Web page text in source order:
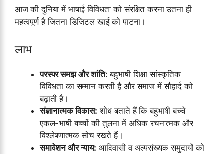
आज की दुनिया में भाषाई विविधता को संरक्षित करना उतना ही
महत्वपूर्ण है जितना डिजिटल खाई को पाटना।
लाभ
परस्पर समझ और शांति: बहुभाषी शिक्षा सांस्कृतिक
विविधता का सम्मान करती है और समाज में सौहार्द को
बढ़ाती है।
संज्ञानात्मक विकास: शोध बताते हैं कि बहुभाषी बच्चे
एकल-भाषी बच्चों की तुलना में अधिक रचनात्मक और
विश्लेषणात्मक सोच रखते हैं।
समावेशन और न्याय: आदिवासी व अल्पसंख्यक समुदायों को